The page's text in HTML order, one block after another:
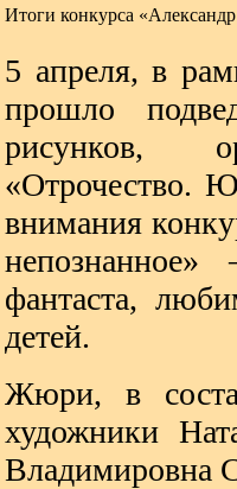
Итоги конкурса
5 апреля, в
прошло
рисунков,
«Отрочество.
внимания
непознанное»
фантаста,
детей.
Жюри, в
художники
Владимировна